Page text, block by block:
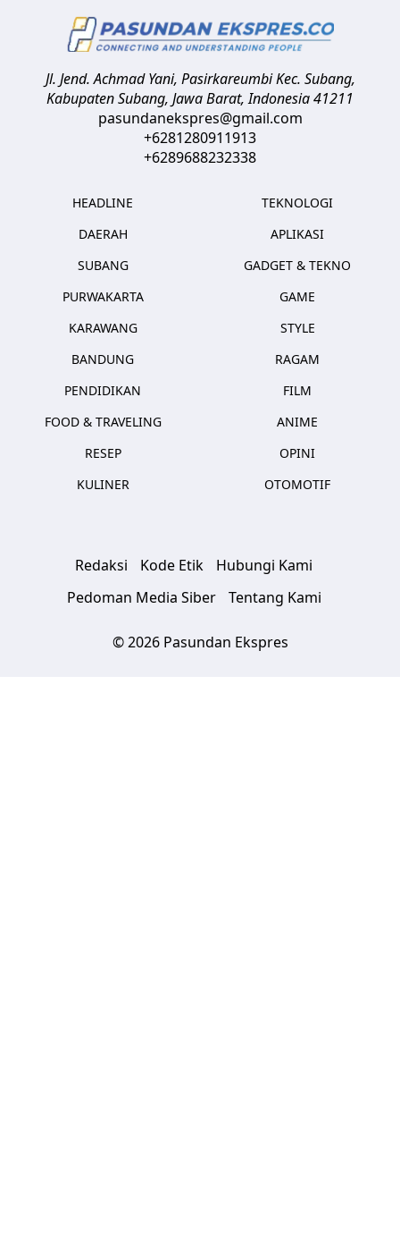
Jl. Jend. Achmad Yani, Pasirkareumbi Kec. Subang,
Kabupaten Subang, Jawa Barat,Indonesia41211
pasundanekspres@gmail.com
+6281280911913
+6289688232338
HEADLINE
DAERAH
SUBANG
PURWAKARTA
KARAWANG
BANDUNG
PENDIDIKAN
FOOD & TRAVELING
RESEP
KULINER
TEKNOLOGI
APLIKASI
GADGET & TEKNO
GAME
STYLE
RAGAM
FILM
ANIME
OPINI
OTOMOTIF
Redaksi Kode Etik
Hubungi Kami
Pedoman Media Siber
Tentang Kami
© 2026 Pasundan Ekspres